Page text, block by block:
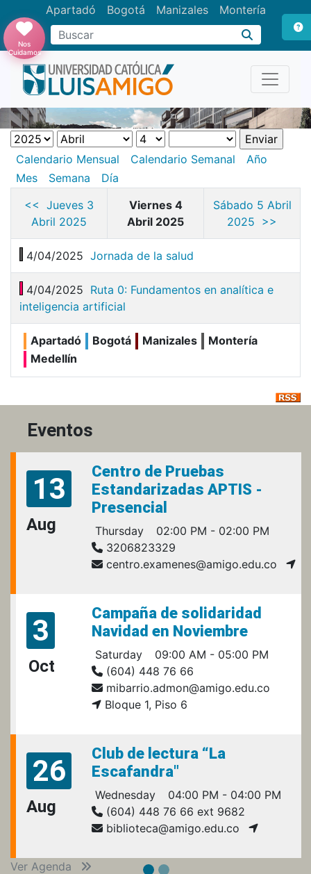
Apartadó Bogotá Manizales Montería
Buscar
Nos
Cuidamos
Calendario Mensual Calendario Semanal
Año
Mes
Semana
Día
<< Jueves 3
Abril 2025
Viernes 4
Abril 2025
Sábado 5 Abril
2025 >>
4/04/2025 Jornada de la salud
4/04/2025 Ruta 0: Fundamentos en analítica e
inteligencia artificial
Apartadó Bogotá Manizales
Montería
Medellín
Eventos
13
Aug
Centro de Pruebas
Estandarizadas APTIS -
Presencial
Thursday
02:00 PM - 02:00 PM
3206823329
centro.examenes@amigo.edu.co
3
Oct
Campaña de solidaridad
Navidad en Noviembre
Saturday
09:00 AM - 05:00 PM
(604) 448 76 66
mibarrio.admon@amigo.edu.co
Bloque 1, Piso 6
26
Aug
Club de lectura “La
Escafandra"
Wednesday
04:00 PM - 04:00 PM
(604) 448 76 66 ext 9682
biblioteca@amigo.edu.co
Ver Agenda